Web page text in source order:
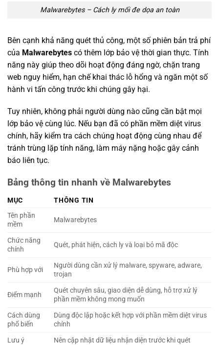
Malwarebytes – Cách ly mối đe dọa an toàn
Bên cạnh khả năng quét thủ công, một số phiên bản trả phí
của Malwarebytes có thêm lớp bảo vệ thời gian thực. Tính
năng này giúp theo dõi hoạt động đáng ngờ, chặn trang
web nguy hiểm, hạn chế khai thác lỗ hổng và ngăn một số
hành vi tấn công trước khi chúng gây hại.
Tuy nhiên, không phải người dùng nào cũng cần bật mọi
lớp bảo vệ cùng lúc. Nếu bạn đã có phần mềm diệt virus
chính, hãy kiểm tra cách chúng hoạt động cùng nhau để
tránh trùng lặp tính năng, làm máy nặng hoặc gây cảnh
báo liên tục.
Bảng thông tin nhanh về Malwarebytes
MỤC
THÔNG TIN
Tên phần
mềm
Malwarebytes
Chức năng
chính
Quét, phát hiện, cách ly và loại bỏ mã độc
Phù hợp với
Người dùng cần xử lý malware, spyware, adware,
trojan
Điểm mạnh
Quét chuyên sâu, giao diện dễ dùng, hỗ trợ xử lý
phần mềm không mong muốn
Cách dùng
phổ biến
Dùng độc lập hoặc kết hợp với phần mềm diệt virus
chính
Lưu ý
Nên cập nhật dữ liệu nhận diện trước khi quét